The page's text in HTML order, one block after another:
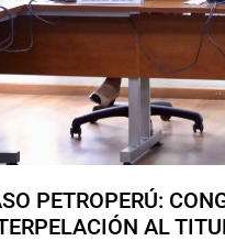
PETROPERÚ:
AL